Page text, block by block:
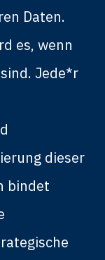
Daten.
es, wenn
Jede*r
dieser
bindet